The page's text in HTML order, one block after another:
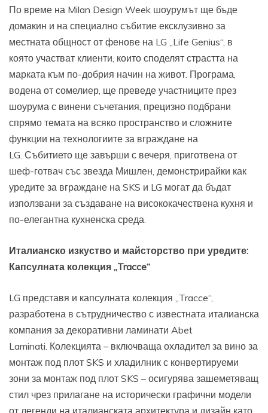
По време на Milan Design Week шоурумът ще бъде
домакин и на специално събитие ексклузивно за
местната общност от фенове на LG „Life Genius“, в
която участват клиенти, които споделят страстта на
марката към по-добрия начин на живот. Програма,
водена от сомелиер, ще преведе участниците през
шоурума с винени съчетания, прецизно подбрани
спрямо темата на всяко пространство и сложните
функции на технологиите за вграждане на
LG. Събитието ще завърши с вечеря, приготвена от
шеф-готвач със звезда Мишлен, демонстрирайки как
уредите за вграждане на SKS и LG могат да бъдат
използвани за създаване на висококачествена кухня и
по-елегантна кухненска среда.
Италианско изкуство и майсторство при уредите:
Капсулната колекция „Tracce“
LG представя и капсулната колекция „Tracce“,
разработена в сътрудничество с известната италианска
компания за декоративни ламинати Abet
Laminati. Колекцията – включваща охладител за вино за
монтаж под плот SKS и хладилник с конвертируеми
зони за монтаж под плот SKS – осигурява зашеметяващ
стил чрез прилагане на исторически графични модели
от легенди на италианската архитектура и дизайн като